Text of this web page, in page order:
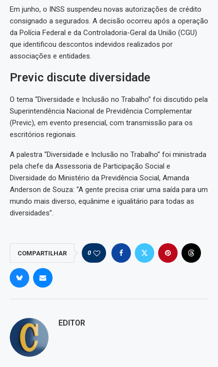
Em junho, o INSS suspendeu novas autorizações de crédito
consignado a segurados. A decisão ocorreu após a operação
da Polícia Federal e da Controladoria-Geral da União (CGU)
que identificou descontos indevidos realizados por
associações e entidades.
Previc discute diversidade
O tema “Diversidade e Inclusão no Trabalho” foi discutido pela
Superintendência Nacional de Previdência Complementar
(Previc), em evento presencial, com transmissão para os
escritórios regionais.
A palestra “Diversidade e Inclusão no Trabalho” foi ministrada
pela chefe da Assessoria de Participação Social e
Diversidade do Ministério da Previdência Social, Amanda
Anderson de Souza: “A gente precisa criar uma saída para um
mundo mais diverso, equânime e igualitário para todas as
diversidades”.
COMPARTILHAR 0
EDITOR